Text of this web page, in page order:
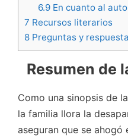
6.9En cuanto al
7 Recursos literarios
8 Preguntas y
Resumen de
Como una sinopsis de
la familia llora la
aseguran que se ahogó